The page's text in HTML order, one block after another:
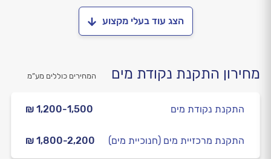
הצג עוד בעלי מקצוע
מחירון התקנת נקודת מים המחירים כוללים מע”מ
₪ 1,200-1,500 התקנת נקודת מים
₪ 1,800-2,200 התקנת מרכזיית מים (חנוכיית מים)